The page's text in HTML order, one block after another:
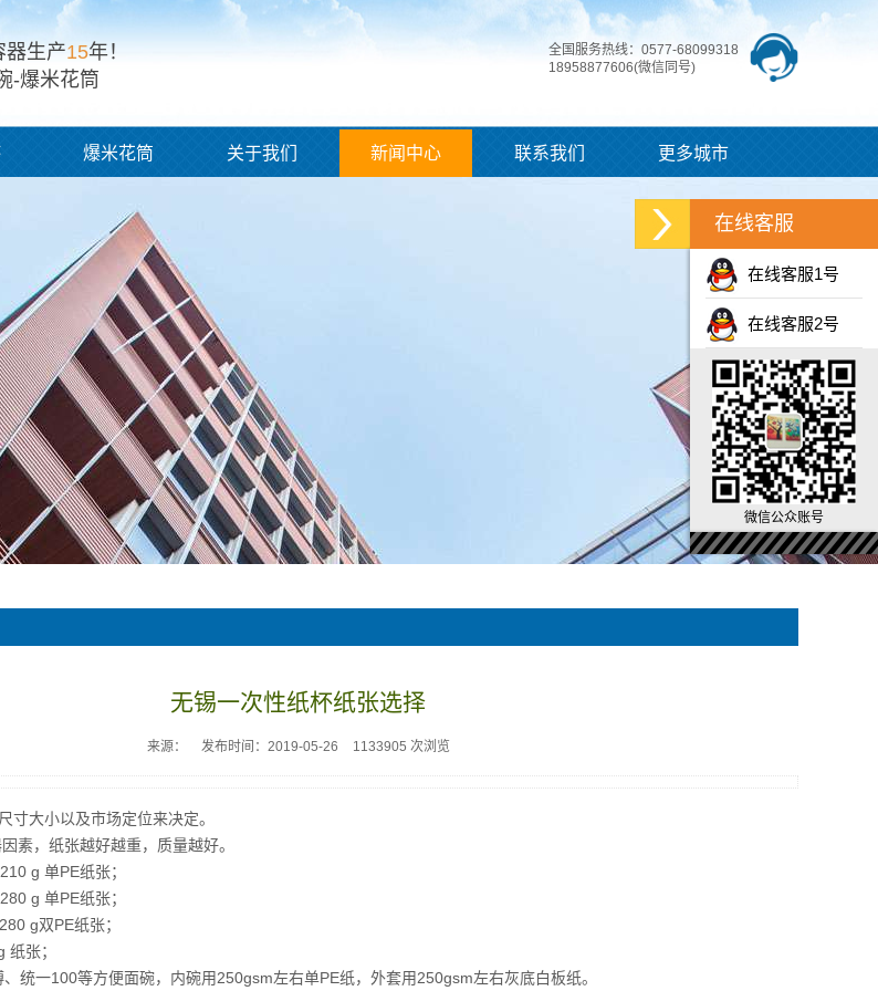
器生产15年！
-爆米花筒
全国服务热线：0577-68099318
18958877606(微信同号)
爆米花筒 关于我们 新闻中心 联系我们 更多城市
在线客服
在线客服1号
在线客服2号
微信公众账号
无锡一次性纸杯纸张选择
来源： 发布时间：2019-05-26 1133905 次浏览
寸大小以及市场定位来决定。
素，纸张越好越重，质量越好。
g 单PE纸张；
g 单PE纸张；
g双PE纸张；
张；
统一100等方便面碗，内碗用250gsm左右单PE纸，外套用250gsm左右灰底白板纸。